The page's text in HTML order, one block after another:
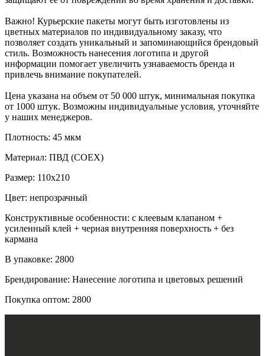
Важно! Курьерские пакеты могут быть изготовлены из
цветных материалов по индивидуальному заказу, что
позволяет создать уникальный и запоминающийся брендовый
стиль. Возможность нанесения логотипа и другой
информации помогает увеличить узнаваемость бренда и
привлечь внимание покупателей.
Цена указана на объем от 50 000 штук, минимальная покупка
от 1000 штук. Возможны индивидуальные условия, уточняйте
у наших менеджеров.
Плотность: 45 мкм
Материал: ПВД (COEX)
Размер: 110х210
Цвет: непрозрачный
Конструктивные особенности: с клеевым клапаном +
усиленный клей + черная внутренняя поверхность + без
кармана
В упаковке: 2800
Брендирование: Нанесение логотипа и цветовых решений
Покупка оптом: 2800